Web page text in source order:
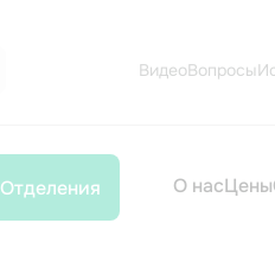
ВидеоВопросы
Отделения О насЦены